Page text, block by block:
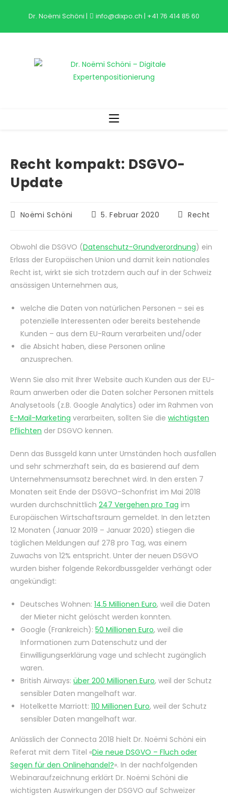
springen
Dr. Noëmi Schöni | info@dixpo.ch | +41 76 414 85 60
Recht kompakt: DSGVO-
Update
Beitrags-
Noëmi Schöni
Beitrag
5. Februar 2020
Beitrags-
Recht
Obwohl die DSGVO (Datenschutz-Grundverordnung) ein
Erlass der Europäischen Union und damit kein nationales
Recht ist, wirkt sie sich trotzdem auch auf in der Schweiz
ansässigen Unternehmen aus,
welche die Daten von natürlichen Personen – sei es
potenzielle Interessenten oder bereits bestehende
Kunden – aus dem EU-Raum verarbeiten und/oder
die Absicht haben, diese Personen online
anzusprechen.
Wenn Sie also mit Ihrer Website auch Kunden aus der EU-
Raum anwerben oder die Daten solcher Personen mittels
Analysetools (z.B. Google Analytics) oder im Rahmen von
E-Mail-Marketing verarbeiten, sollten Sie die wichtigsten
Pflichten der DSGVO kennen.
Denn das Bussgeld kann unter Umständen hoch ausfallen
und sehr schmerzhaft sein, da es basierend auf dem
Unternehmensumsatz berechnet wird. In den ersten 7
Monaten seit Ende der DSGVO-Schonfrist im Mai 2018
wurden durchschnittlich 247 Vergehen pro Tag im
Europäischen Wirtschaftsraum gemeldet. In den letzten
12 Monaten (Januar 2019 – Januar 2020) stiegen die
täglichen Meldungen auf 278 pro Tag, was einem
Zuwachs von 12% entspricht. Unter der neuen DSGVO
wurden bisher folgende Rekordbussgelder verhängt oder
angekündigt:
Deutsches Wohnen: 14.5 Millionen Euro, weil die Daten
der Mieter nicht gelöscht werden konnten.
Google (Frankreich): 50 Millionen Euro, weil die
Informationen zum Datenschutz und der
Einwilligungserklärung vage und schlecht zugänglich
waren.
British Airways: über 200 Millionen Euro, weil der Schutz
sensibler Daten mangelhaft war.
Hotelkette Marriott: 110 Millionen Euro, weil der Schutz
sensibler Daten mangelhaft war.
Anlässlich der Connecta 2018 hielt Dr. Noëmi Schöni ein
Referat mit dem Titel «Die neue DSGVO – Fluch oder
Segen für den Onlinehandel?». In der nachfolgenden
Webinaraufzeichnung erklärt Dr. Noëmi Schöni die
wichtigsten Auswirkungen der DSGVO auf Schweizer